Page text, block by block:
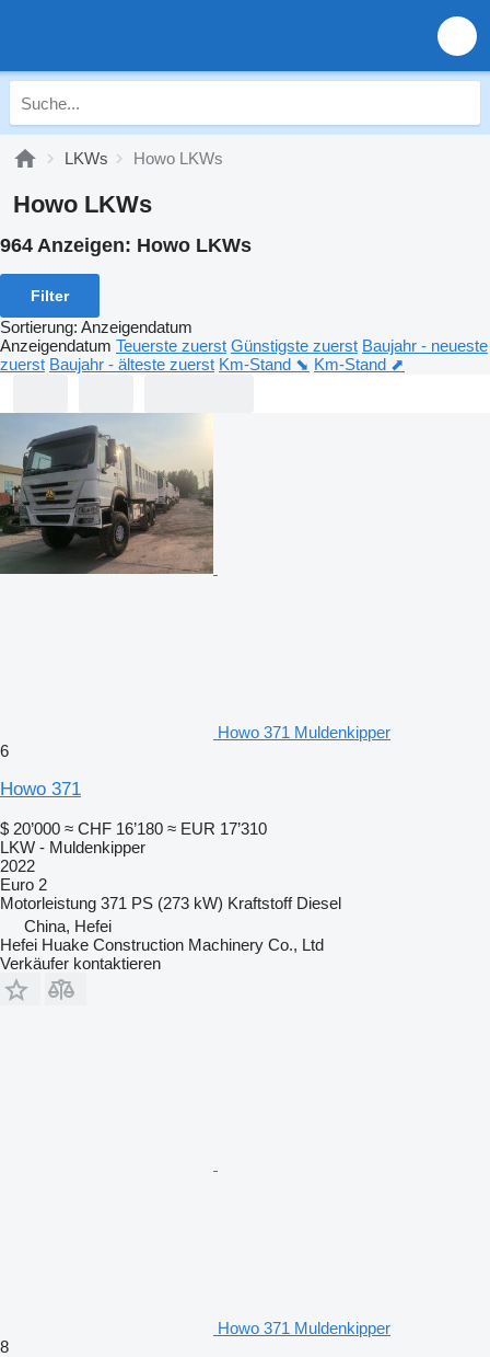
LKWs Howo LKWs
Howo LKWs
964 Anzeigen: Howo LKWs
Filter
Sortierung: Anzeigendatum
Anzeigendatum Teuerste zuerst Günstigste zuerst Baujahr - neueste
zuerst Baujahr - älteste zuerst Km-Stand ⬊ Km-Stand ⬈
Howo 371 Muldenkipper
6
Howo 371
$ 20’000 ≈ CHF 16’180 ≈ EUR 17’310
LKW - Muldenkipper
2022
Euro 2
Motorleistung 371 PS (273 kW) Kraftstoff Diesel
China, Hefei
Hefei Huake Construction Machinery Co., Ltd
Verkäufer kontaktieren
Howo 371 Muldenkipper
8